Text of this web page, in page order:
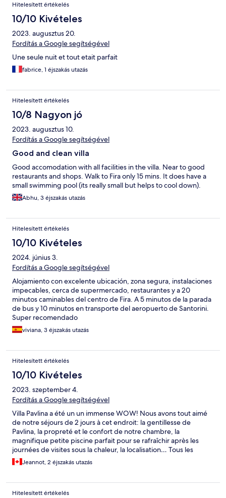
Hitelesített értékelés
10/10 Kivételes
2023. augusztus 20.
Fordítás a Google segítségével
Une seule nuit et tout etait parfait
fabrice, 1 éjszakás utazás
Hitelesített értékelés
10/8 Nagyon jó
2023. augusztus 10.
Fordítás a Google segítségével
Good and clean villa
Good accomodation with all facilities in the villa. Near to good
restaurants and shops. Walk to Fira only 15 mins. It does have a
small swimming pool (its really small but helps to cool down).
Abhu, 3 éjszakás utazás
Hitelesített értékelés
10/10 Kivételes
2024. június 3.
Fordítás a Google segítségével
Alojamiento con excelente ubicación, zona segura, instalaciones
impecables, cerca de supermercado, restaurantes y a 20
minutos caminables del centro de Fira. A 5 minutos de la parada
de bus y 10 minutos en transporte del aeropuerto de Santorini.
Super recomendado
viviana, 3 éjszakás utazás
Hitelesített értékelés
10/10 Kivételes
2023. szeptember 4.
Fordítás a Google segítségével
Villa Pavlina a été un un immense WOW! Nous avons tout aimé
de notre séjours de 2 jours à cet endroit: la gentillesse de
Pavlina, la propreté et le confort de notre chambre, la
magnifique petite piscine parfait pour se rafraîchir après les
journées de visites sous la chaleur, la localisation… Tous les
membres de notre famille donne une note de 11/10 pour ce
merveilleux hébergement. Nous le recommandons
en séjournant dans un endroit tranquille pas trop loin de Fira.
Jeannot, 2 éjszakás utazás
Hitelesített értékelés